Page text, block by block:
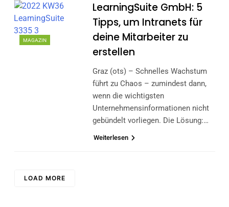
MAGAZIN
LearningSuite GmbH: 5
Tipps, um Intranets für
deine Mitarbeiter zu
erstellen
Graz (ots) – Schnelles Wachstum
führt zu Chaos – zumindest dann,
wenn die wichtigsten
Unternehmensinformationen nicht
gebündelt vorliegen. Die Lösung:…
Weiterlesen
LOAD MORE